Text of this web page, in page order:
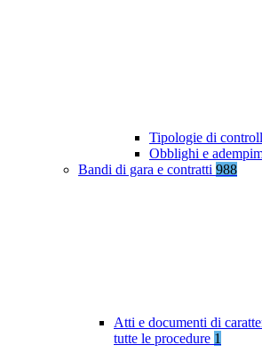
Tipologie di
Obblighi e
Bandi di gara e contratti 988
Atti e documenti di
tutte le procedure 1